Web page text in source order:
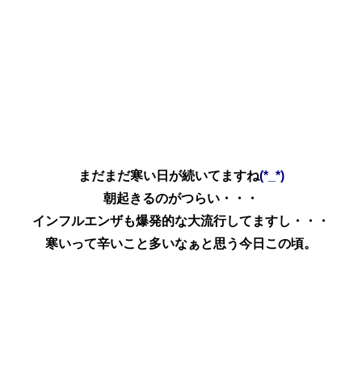
まだまだ寒い日が続いてますね(*_*)
朝起きるのがつらい・・・
インフルエンザも爆発的な大流行してますし・・・
寒いって辛いこと多いなぁと思う今日この頃。